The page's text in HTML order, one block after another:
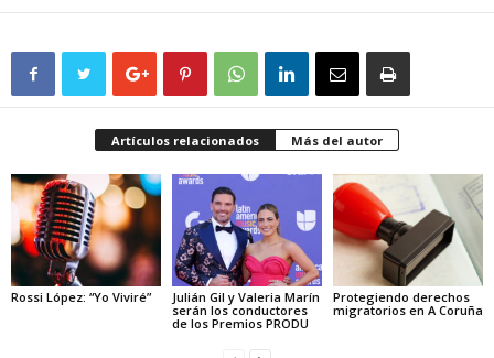
Artículos relacionados Más del autor
Rossi López: “Yo Viviré”
Julián Gil y Valeria Marín
serán los conductores
de los Premios PRODU
Protegiendo derechos
migratorios en A Coruña